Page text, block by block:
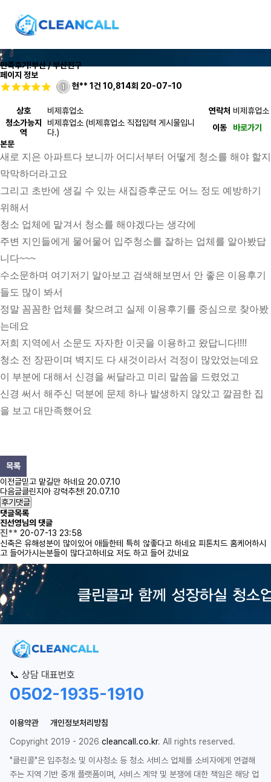
만족후기!부산 / 부산진구
페이지 정보
현** 1건 10,814회 20-07-10
상호 비제휴업소 연락처 비제휴업소
청소가능지
역
비제휴업소 (비제휴업소 직접입력 게시물입니
다.)
이동
바로가기
본문
새로 지은 아파트다 보니까 어디서부터 어떻게 청소를 해야 할지
막막하더라고요
그리고 초반에 생길 수 있는 새집증후군도 어느 정도 예방하기
위해서
청소 업체에 맡겨서 청소를 해야겠다는 생각에
주변 지인들에게 물어물어 입주청소를 잘하는 업체를 알아봤답
니다~~~
수소문하며 여기저기 알아보고 검색해보면서 안 좋은 이용후기
들도 많이 봐서
정말 꼼꼼한 업체를 찾으려고 실제 이용후기를 중심으로 찾아봤
는데요
저희 지역에서 소문도 자자한 이곳을 이용하고 왔답니다!!!!
청소 전 장판이며 벽지도 다 새것이라서 걱정이 많았었는데요
이 부분에 대해서 신경을 써달라고 미리 말씀을 드렸었고
신경 써서 해주신 덕분에 문제 하나 발생하지 않았고 깔끔한 집
을 보고 대만족했어요
목록
이전글믿고 맡길만 하네요 20.07.10
다음글클린지아 강력추천! 20.07.10
후기댓글
댓글목록
진선영님의 댓글
진** 20-07-13 23:58
신축은 유해성분이 많이있어 애들한테 특히 않좋다고 하네요 피톤치드 홈케어하시
고 들어가시는분들이 많다고하네요 저도 하고 들어 갔네요
📞 상담 대표번호
0502-1935-1910
이용약관
개인정보처리방침
Copyright 2019 - 2026 cleancall.co.kr. All rights reserved.
"클린콜"은 입주청소 및 이사청소 등 청소 서비스 업체를 소비자에게 연결해
주는 지역 기반 중개 플랫폼이며, 서비스 계약 및 분쟁에 대한 책임은 해당 업